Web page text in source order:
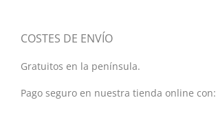
COSTES DE ENVÍO
Gratuitos en la península.
Pago seguro en nuestra tienda online con: